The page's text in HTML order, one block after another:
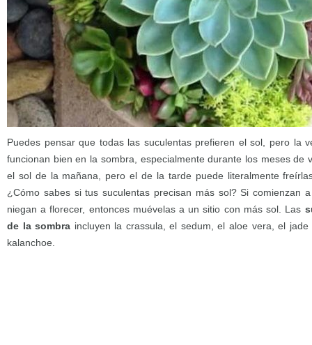
Puedes pensar que todas las suculentas prefieren el sol, pero la
funcionan bien en la sombra, especialmente durante los meses de
el sol de la mañana, pero el de la tarde puede literalmente
¿Cómo sabes si tus suculentas precisan más sol? Si comienzan
niegan a florecer, entonces muévelas a un sitio con más sol. Las
de la sombra incluyen la crassula, el sedum, el aloe vera, el
kalanchoe.